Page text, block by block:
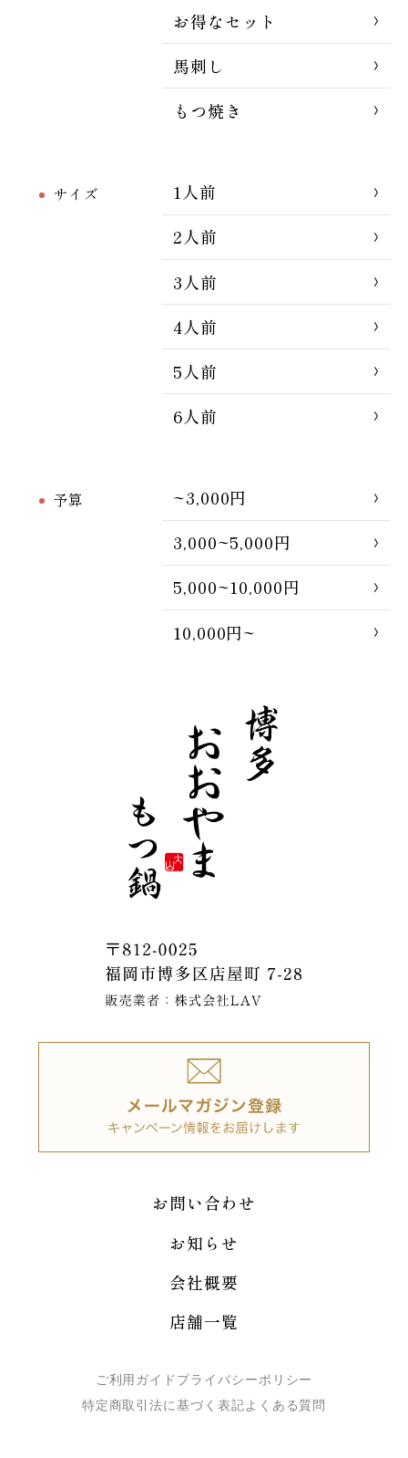
お得なセット
馬刺し
もつ焼き
サイズ
1人前
2人前
3人前
4人前
5人前
6人前
予算
~3,000円
3,000~5,000円
5,000~10,000円
10,000円~
お問い合わせ
お知らせ
会社概要
店舗一覧
ご利用ガイド プライバシーポリシー
特定商取引法に基づく表記よくある質問